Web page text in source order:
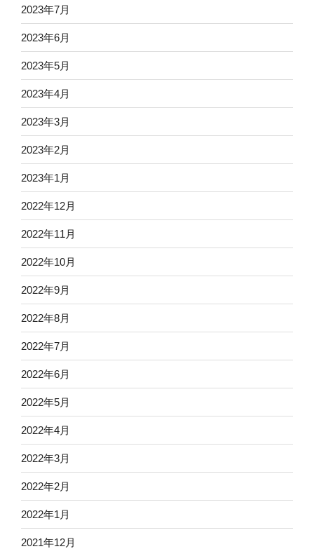
2023年7月
2023年6月
2023年5月
2023年4月
2023年3月
2023年2月
2023年1月
2022年12月
2022年11月
2022年10月
2022年9月
2022年8月
2022年7月
2022年6月
2022年5月
2022年4月
2022年3月
2022年2月
2022年1月
2021年12月